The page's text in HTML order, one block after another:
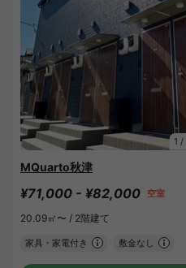
1 /
MQuarto秋津
¥71,000 - ¥82,000 空室
20.09㎡〜 / 2階建て
家具・家電付き 敷金なし